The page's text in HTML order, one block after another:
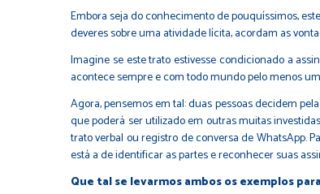
Embora seja do conhecimento de pouquíssimos,
deveres sobre uma atividade lícita, acordam as
Imagine se este trato estivesse condicionado a
acontece sempre e com todo mundo pelo menos
Agora, pensemos em tal: duas pessoas decidem
que poderá ser utilizado em outras muitas
trato verbal ou registro de conversa de WhatsApp.
está a de identificar as partes e reconhecer suas
Que tal se levarmos ambos os exemplos